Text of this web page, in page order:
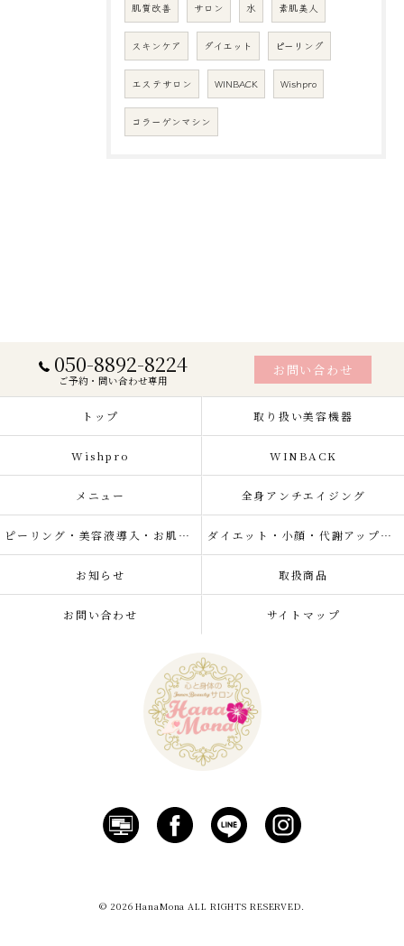
肌質改善 サロン 水 素肌美人
スキンケア ダイエット ピーリング
エステサロン WINBACK Wishpro
コラーゲンマシン
050-8892-8224
ご予約・問い合わせ専用
お問い合わせ
トップ 取り扱い美容機器
Wishpro WINBACK
メニュー 全身アンチエイジング
ピーリング・美容液導入・お肌の悩み改善 ダイエット・小顔・代謝アップ・肌質改善・リラクゼーション
お知らせ 取扱商品
お問い合わせ サイトマップ
© 2026 HanaMona ALL RIGHTS RESERVED.